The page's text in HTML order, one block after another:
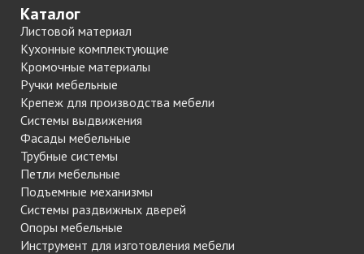
Каталог
Листовой материал
Кухонные комплектующие
Кромочные материалы
Ручки мебельные
Крепеж для производства мебели
Системы выдвижения
Фасады мебельные
Трубные системы
Петли мебельные
Подъемные механизмы
Системы раздвижных дверей
Опоры мебельные
Инструмент для изготовления мебели